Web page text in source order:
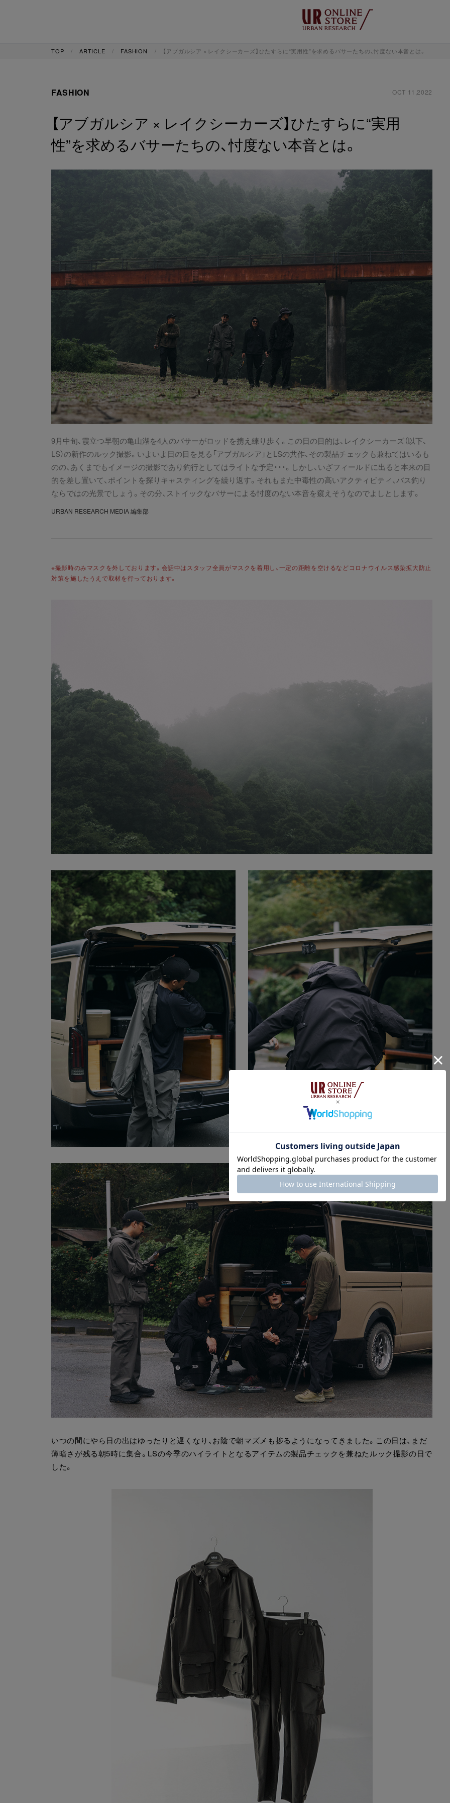
TOP ARTICLE FASHION 【アブガルシア × レイクシーカーズ】ひたすらに“実用性”を求めるバサーたちの、忖度ない本音とは。
FASHION OCT 11,2022
【アブガルシア × レイクシーカーズ】ひたすらに“実用
性”を求めるバサーたちの、忖度ない本音とは。
9月中旬、霞立つ早朝の亀山湖を4人のバサーがロッドを携え練り歩く。この日の目的は、レイクシーカーズ（以下、
LS）の新作のルック撮影。いよいよ日の目を見る「アブガルシア」とLSの共作、その製品チェックも兼ねてはいるも
のの、あくまでもイメージの撮影であり釣行としてはライトな予定・・・。しかし、いざフィールドに出ると本来の目
的を差し置いて、ポイントを探りキャスティングを繰り返す。それもまた中毒性の高いアクティビティ、バス釣り
ならではの光景でしょう。その分、ストイックなバサーによる忖度のない本音を窺えそうなのでよしとします。
URBAN RESEARCH MEDIA 編集部
※撮影時のみマスクを外しております。会話中はスタッフ全員がマスクを着用し、一定の距離を空けるなどコロナウイルス感染拡大防止
対策を施したうえで取材を行っております。
いつの間にやら日の出はゆったりと遅くなり、お陰で朝マズメも捗るようになってきました。この日は、まだ
薄暗さが残る朝5時に集合。LSの今季のハイライトとなるアイテムの製品チェックを兼ねたルック撮影の日で
した。